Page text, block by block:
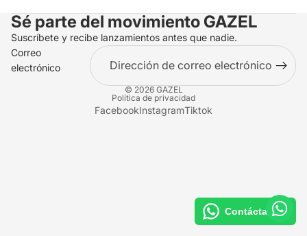
Sé parte del movimiento GAZEL
Suscríbete y recibe lanzamientos antes que nadie.
Correo
electrónico
© 2026 GAZEL
Política de privacidad
FacebookInstagramTiktok
Contáctanos